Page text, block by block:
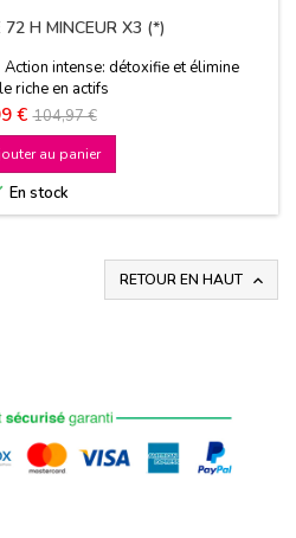
72 H MINCEUR X3 (*)
intense: détoxifie et élimine
riche en actifs
€ Prix
de
base
104,97 €
au panier
En stock
RETOUR EN HAUT 